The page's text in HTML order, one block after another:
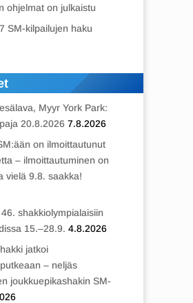
ohjelmat on julkaistu
SM-kilpailujen haku
Myyr York Park:
20.8.2026 7.8.2026
on ilmoittautunut
– ilmoittautuminen on
vielä 9.8. saakka!
shakkiolympialaisiin
15.–28.9. 4.8.2026
jatkoi
– neljäs
joukkuepikashakin SM-